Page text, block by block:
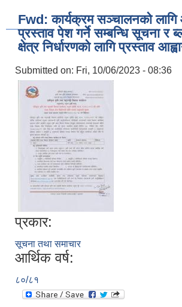
Fwd: कार्यक्रम सञ्चालनको
प्रस्ताव पेश गर्ने सम्बन्धि सूचना र
क्षेत्र निर्धारणको लागि प्रस्ताव
Submitted on: Fri, 10/06/2023 - 08:36
प्रकार:
सूचना तथा समाचार
आर्थिक वर्ष:
८०/८१